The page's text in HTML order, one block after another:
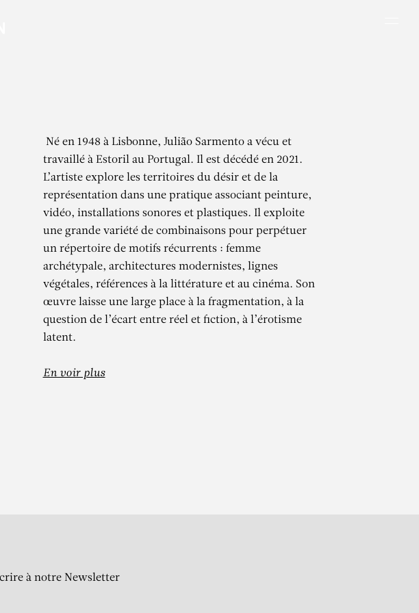
DO MEIAC – Exposition de
Né en 1948 à Lisbonne, Julião Sarmento a vécu et
travaillé à Estoril au Portugal. Il est décédé en 2021.
L’artiste explore les territoires du désir et de la
représentation dans une pratique associant peinture,
vidéo, installations sonores et plastiques. Il exploite
une grande variété de combinaisons pour perpétuer
un répertoire de motifs récurrents : femme
archétypale, architectures modernistes, lignes
végétales, références à la littérature et au cinéma. Son
œuvre laisse une large place à la fragmentation, à la
question de l’écart entre réel et fiction, à l’érotisme
latent.
En voir plus
à notre Newsletter